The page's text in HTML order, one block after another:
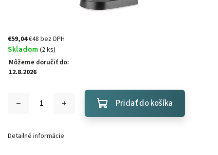
€59,04€48 bez DPH
Skladom (2 ks)
Môžeme doručiť do:
12.8.2026
Pridať do košíka
Detailné informácie